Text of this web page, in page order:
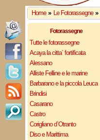
Home » Le Fotorassegne »
Fotorassegne
Tutte le fotorassegne
Acaya la citta` fortificata
Alessano
Alliste Felline e le marine
Barbarano e la piccola Leuca
Brindisi
Casarano
Castro
Corigliano d`Otranto
Diso e Marittima